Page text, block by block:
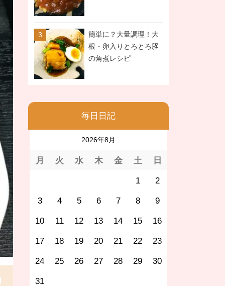
簡単に？大量調理！大
根・卵入りとろとろ豚
の角煮レシピ
毎日日記
2026年8月
月 火 水 木 金 土 日
1 2
3 4 5 6 7 8 9
10 11 12 13 14 15 16
17 18 19 20 21 22 23
24 25 26 27 28 29 30
31